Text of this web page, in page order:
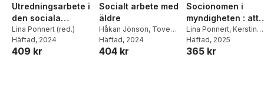
Utredningsarbete i
den sociala
barnavården 3
uppl.
Lina Ponnert (red.)
Häftad, 2024
409 kr
Socialt arbete med
äldre
Håkan Jönson, Tove
Harnett
Häftad, 2024
404 kr
Socionomen i
myndigheten : att
göra gott, göra
och göra nytta
Lina Ponnert, Kerstin
Svensson
Häftad, 2025
365 kr